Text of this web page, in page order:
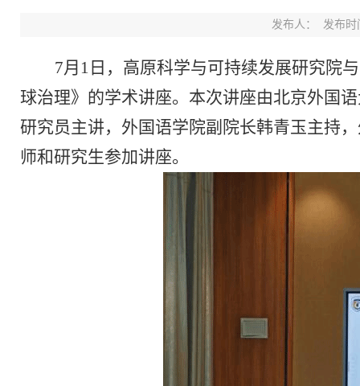
发布人： 发布时
7月 1 日， 高原科学与可持续发展研究院
球治理》的学术讲座。本次讲座由北京外国
研究员主讲， 外国语学院副院长韩青玉主持
师和研究生参加讲座。